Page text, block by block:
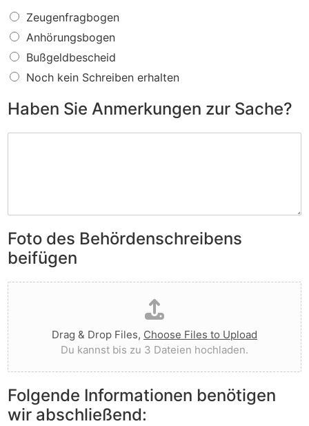
V
e
r
s
t
o
ß
w
v
o
r
g
e
w
o
r
f
e
n
?
W
e
c
h
e
S
l
i
e
t
I
h
n
e
n
v
o
r
?
Zeugenfragbogen
Anhörungsbogen
Bußgeldbescheid
Noch kein Schreiben erhalten
Haben Sie Anmerkungen zur Sache?
e
A
n
e
r
k
u
n
g
e
n
z
u
Foto des Behördenschreibens
beifügen
D
a
t
e
i
h
o
h
l
Drag & Drop Files, Choose Files to Upload
Du kannst bis zu 3 Dateien hochladen.
Folgende Informationen benötigen
wir abschließend: